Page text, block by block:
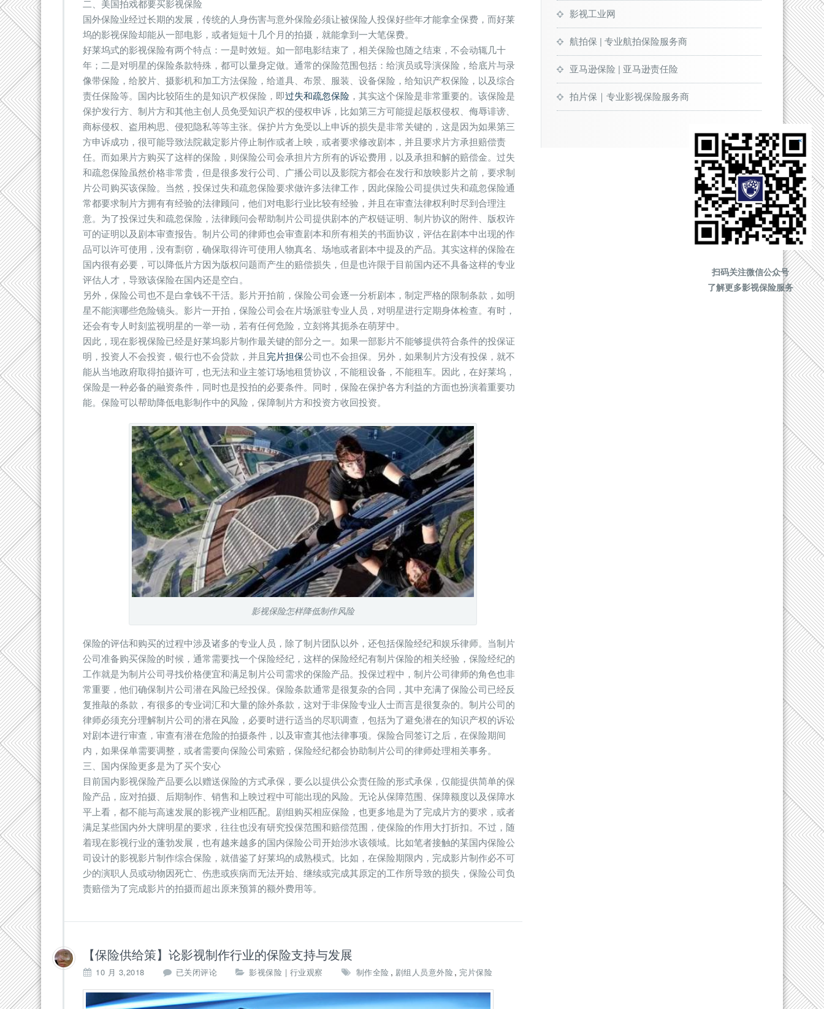
二、美国拍戏都要买影视保险
国外保险业经过长期的发展，传统的人身伤害与意外保险必须让被保险人投保好些年才能拿全保费，而好莱
坞的影视保险却能从一部电影，或者短短十几个月的拍摄，就能拿到一大笔保费。
好莱坞式的影视保险有两个特点：一是时效短。如一部电影结束了，相关保险也随之结束，不会动辄几十
年；二是对明星的保险条款特殊，都可以量身定做。通常的保险范围包括：给演员或导演保险，给底片与录
像带保险，给胶片、摄影机和加工方法保险，给道具、布景、服装、设备保险，给知识产权保险，以及综合
责任保险等。国内比较陌生的是知识产权保险，即过失和疏忽保险 ，其实这个保险是非常重要的。该保险是
保护发行方、制片方和其他主创人员免受知识产权的侵权申诉，比如第三方可能提起版权侵权、侮辱诽谤、
商标侵权、盗用构思、侵犯隐私等等主张。保护片方免受以上申诉的损失是非常关键的，这是因为如果第三
方申诉成功，很可能导致法院裁定影片停止制作或者上映，或者要求修改剧本，并且要求片方承担赔偿责
任。而如果片方购买了这样的保险，则保险公司会承担片方所有的诉讼费用，以及承担和解的赔偿金。过失
和疏忽保险虽然价格非常贵，但是很多发行公司、广播公司以及影院方都会在发行和放映影片之前，要求制
片公司购买该保险。当然，投保过失和疏忽保险要求做许多法律工作，因此保险公司提供过失和疏忽保险通
常都要求制片方拥有有经验的法律顾问，他们对电影行业比较有经验，并且在审查法律权利时尽到合理注
意。为了投保过失和疏忽保险，法律顾问会帮助制片公司提供剧本的产权链证明、制片协议的附件、版权许
可的证明以及剧本审查报告。制片公司的律师也会审查剧本和所有相关的书面协议，评估在剧本中出现的作
品可以许可使用，没有剽窃，确保取得许可使用人物真名、场地或者剧本中提及的产品。其实这样的保险在
国内很有必要，可以降低片方因为版权问题而产生的赔偿损失，但是也许限于目前国内还不具备这样的专业
评估人才，导致该保险在国内还是空白。
另外，保险公司也不是白拿钱不干活。影片开拍前，保险公司会逐一分析剧本，制定严格的限制条款，如明
星不能演哪些危险镜头。影片一开拍，保险公司会在片场派驻专业人员，对明星进行定期身体检查。有时，
还会有专人时刻监视明星的一举一动，若有任何危险，立刻将其扼杀在萌芽中。
因此，现在影视保险已经是好莱坞影片制作最关键的部分之一。如果一部影片不能够提供符合条件的投保证
明，投资人不会投资，银行也不会贷款，并且 完片担保公司也不会担保。另外，如果制片方没有投保，就不
能从当地政府取得拍摄许可，也无法和业主签订场地租赁协议，不能租设备，不能租车。因此，在好莱坞，
保险是一种必备的融资条件，同时也是投拍的必要条件。同时，保险在保护各方利益的方面也扮演着重要功
能。保险可以帮助降低电影制作中的风险，保障制片方和投资方收回投资。
影视保险怎样降低制作风险
保险的评估和购买的过程中涉及诸多的专业人员，除了制片团队以外，还包括保险经纪和娱乐律师。当制片
公司准备购买保险的时候，通常需要找一个保险经纪，这样的保险经纪有制片保险的相关经验，保险经纪的
工作就是为制片公司寻找价格便宜和满足制片公司需求的保险产品。投保过程中，制片公司律师的角色也非
常重要，他们确保制片公司潜在风险已经投保。保险条款通常是很复杂的合同，其中充满了保险公司已经反
复推敲的条款，有很多的专业词汇和大量的除外条款，这对于非保险专业人士而言是很复杂的。制片公司的
律师必须充分理解制片公司的潜在风险，必要时进行适当的尽职调查，包括为了避免潜在的知识产权的诉讼
对剧本进行审查，审查有潜在危险的拍摄条件，以及审查其他法律事项。保险合同签订之后，在保险期间
内，如果保单需要调整，或者需要向保险公司索赔，保险经纪都会协助制片公司的律师处理相关事务。
三、国内保险更多是为了买个安心
目前国内影视保险产品要么以赠送保险的方式承保，要么以提供公众责任险的形式承保，仅能提供简单的保
险产品，应对拍摄、后期制作、销售和上映过程中可能出现的风险。无论从保障范围、保障额度以及保障水
平上看，都不能与高速发展的影视产业相匹配。剧组购买相应保险，也更多地是为了完成片方的要求，或者
满足某些国内外大牌明星的要求，往往也没有研究投保范围和赔偿范围，使保险的作用大打折扣。不过，随
着现在影视行业的蓬勃发展，也有越来越多的国内保险公司开始涉水该领域。比如笔者接触的某国内保险公
司设计的影视影片制作综合保险，就借鉴了好莱坞的成熟模式。比如，在保险期限内，完成影片制作必不可
少的演职人员或动物因死亡、伤患或疾病而无法开始、继续或完成其原定的工作所导致的损失，保险公司负
责赔偿为了完成影片的拍摄而超出原来预算的额外费用等。
【保险供给策】论影视制作行业的保险支持与发展
10 月 3,2018 已关闭评论 影视保险 | 行业观察 制作全险 , 剧组人员意外险 , 完片保险
影视工业网
航拍保 | 专业航拍保险服务商
亚马逊保险 | 亚马逊责任险
拍片保｜专业影视保险服务商
扫码关注微信公众号
了解更多影视保险服务